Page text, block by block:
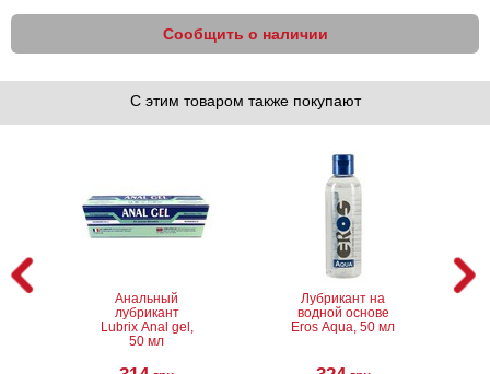
Сообщить о наличии
С этим товаром также покупают
Анальный
лубрикант
Lubrix Anal gel,
50 мл
Лубрикант на
водной основе
Eros Aqua, 50 мл